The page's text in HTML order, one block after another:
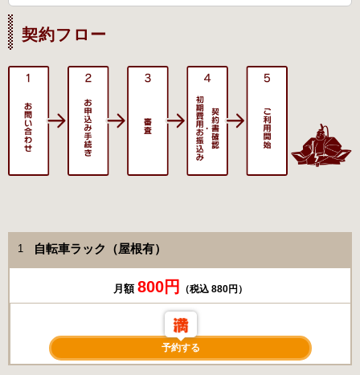
契約フロー
1 自転車ラック（屋根有）
月額 800円 （税込 880円）
予約する